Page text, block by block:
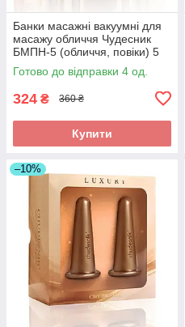
Банки масажні вакуумні для
масажу обличчя Чудесник
БМПН-5 (обличчя, повіки) 5
шт Бронзові
Готово до відправки 4 од.
324 ₴ 360 ₴
Купити
–10%